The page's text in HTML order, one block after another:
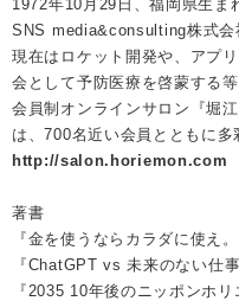
1972年10月29日、福岡県生ま
SNS media&consulting株式会
現在はロケット開発や、アプ
会として予防医療を啓蒙する
会員制オンラインサロン『堀
は、700名近い会員とともに多
http://salon.horiemon.com
著書
『金を使うならカラダに使え。
『ChatGPT vs 未来のない仕
『2035 10年後のニッポンホ